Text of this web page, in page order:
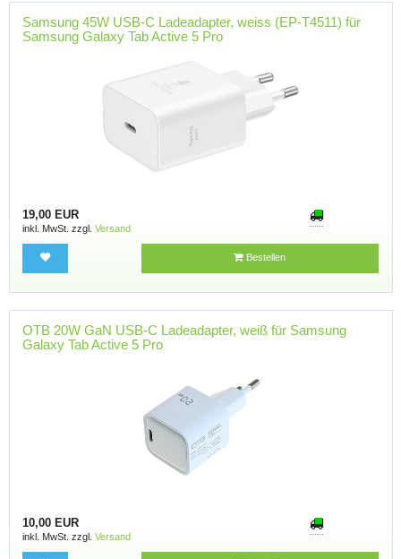
Samsung 45W USB-C Ladeadapter, weiss (EP-T4511) für
Samsung Galaxy Tab Active 5 Pro
19,00 EUR
inkl. MwSt. zzgl. Versand
Bestellen
OTB 20W GaN USB-C Ladeadapter, weiß für Samsung
Galaxy Tab Active 5 Pro
10,00 EUR
inkl. MwSt. zzgl. Versand